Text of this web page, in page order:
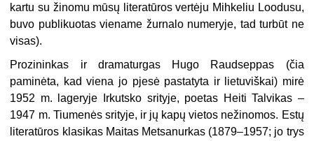
kartu su žinomu mūsų literatūros vertėju Mihkeliu Loodusu,
buvo publikuotas viename žurnalo numeryje, tad turbūt ne
visas).
Prozininkas ir dramaturgas Hugo Raudseppas (čia
paminėta, kad viena jo pjesė pastatyta ir lietuviškai) mirė
1952 m. lageryje Irkutsko srityje, poetas Heiti Talvikas –
1947 m. Tiumenės srityje, ir jų kapų vietos nežinomos. Estų
literatūros klasikas Maitas Metsanurkas (1879–1957; jo trys